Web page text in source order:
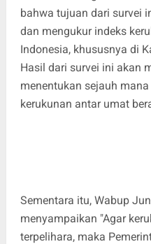
bahwa tujuan dari survei
dan mengukur indeks
Indonesia, khususnya di
Hasil dari survei ini akan
menentukan sejauh
kerukunan antar umat
Sementara itu, Wabup
menyampaikan "Agar
terpelihara, maka